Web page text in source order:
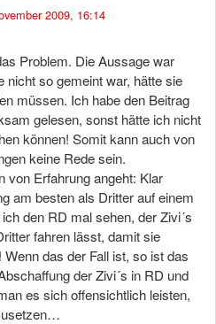
2009, 16:14
Problem. Die Aussage war
nicht so gemeint war, hätte sie
müssen. Ich habe den Beitrag
gelesen, sonst hätte ich nicht
können! Somit kann auch von
keine Rede sein.
von Erfahrung angeht: Klar
am besten als Dritter auf einem
den RD mal sehen, der Zivi´s
fahren lässt, damit sie
das der Fall ist, so ist das
der Zivi´s in RD und
es sich offensichtlich leisten,